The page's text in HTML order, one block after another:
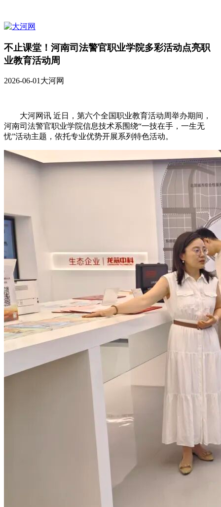
不止课堂！河南司法警官职业学院多彩活动点亮职
业教育活动周
2026-06-01大河网
大河网讯 近日，第六个全国职业教育活动周举办期间，
河南司法警官职业学院信息技术系围绕“一技在手，一生无
忧”活动主题，依托专业优势开展系列特色活动。